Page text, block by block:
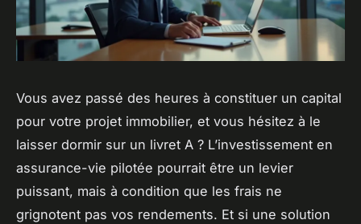
Vous avez passé des heures à constituer un capital
pour votre projet immobilier, et vous hésitez à le
laisser dormir sur un livret A ? L’investissement en
assurance-vie pilotée pourrait être un levier
puissant, mais à condition que les frais ne
grignotent pas vos rendements. Et si une solution